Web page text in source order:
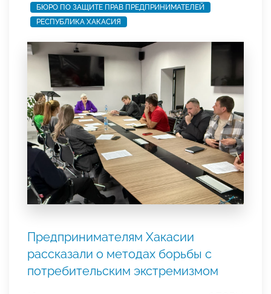
БЮРО ПО ЗАЩИТЕ ПРАВ ПРЕДПРИНИМАТЕЛЕЙ
РЕСПУБЛИКА ХАКАСИЯ
Предпринимателям Хакасии
рассказали о методах борьбы с
потребительским экстремизмом